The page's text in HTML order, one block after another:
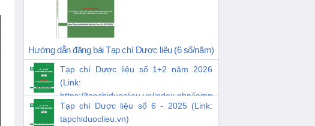
Hướng dẫn đăng bài Tạp chí Dược liệu (6 số/năm)
Tạp chí Dược liệu số 1+2 năm 2026
(Link:
https://tapchiduoclieu.vn/index.php/jomm/issue/view/38)
Tạp chí Dược liệu số 6 - 2025 (Link:
tapchiduoclieu.vn)